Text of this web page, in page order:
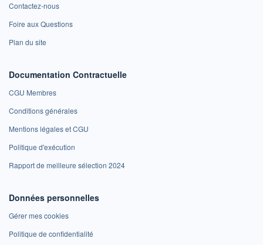
Contactez-nous
Foire aux Questions
Plan du site
Documentation Contractuelle
CGU Membres
Conditions générales
Mentions légales et CGU
Politique d'exécution
Rapport de meilleure sélection 2024
Données personnelles
Gérer mes cookies
Politique de confidentialité